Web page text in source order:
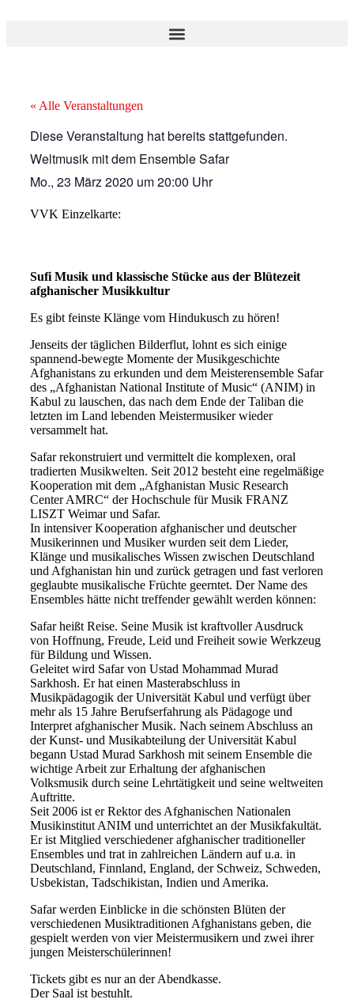
« Alle Veranstaltungen
Diese Veranstaltung hat bereits stattgefunden.
Weltmusik mit dem Ensemble Safar
Mo., 23 März 2020 um20:00 Uhr
VVK Einzelkarte:
Sufi Musik und klassische Stücke aus der Blütezeit
afghanischer Musikkultur
Es gibt feinste Klänge vom Hindukusch zu hören!
Jenseits der täglichen Bilderflut, lohnt es sich einige
spannend-bewegte Momente der Musikgeschichte
Afghanistans zu erkunden und dem Meisterensemble Safar
des „Afghanistan National Institute of Music“ (ANIM) in
Kabul zu lauschen, das nach dem Ende der Taliban die
letzten im Land lebenden Meistermusiker wieder
versammelt hat.
Safar rekonstruiert und vermittelt die komplexen, oral
tradierten Musikwelten. Seit 2012 besteht eine regelmäßige
Kooperation mit dem „Afghanistan Music Research
Center AMRC“ der Hochschule für Musik FRANZ
LISZT Weimar und Safar.
In intensiver Kooperation afghanischer und deutscher
Musikerinnen und Musiker wurden seit dem Lieder,
Klänge und musikalisches Wissen zwischen Deutschland
und Afghanistan hin und zurück getragen und fast verloren
geglaubte musikalische Früchte geerntet. Der Name des
Ensembles hätte nicht treffender gewählt werden können:
Safar heißt Reise. Seine Musik ist kraftvoller Ausdruck
von Hoffnung, Freude, Leid und Freiheit sowie Werkzeug
für Bildung und Wissen.
Geleitet wird Safar von Ustad Mohammad Murad
Sarkhosh. Er hat einen Masterabschluss in
Musikpädagogik der Universität Kabul und verfügt über
mehr als 15 Jahre Berufserfahrung als Pädagoge und
Interpret afghanischer Musik. Nach seinem Abschluss an
der Kunst- und Musikabteilung der Universität Kabul
begann Ustad Murad Sarkhosh mit seinem Ensemble die
wichtige Arbeit zur Erhaltung der afghanischen
Volksmusik durch seine Lehrtätigkeit und seine weltweiten
Auftritte.
Seit 2006 ist er Rektor des Afghanischen Nationalen
Musikinstitut ANIM und unterrichtet an der Musikfakultät.
Er ist Mitglied verschiedener afghanischer traditioneller
Ensembles und trat in zahlreichen Ländern auf u.a. in
Deutschland, Finnland, England, der Schweiz, Schweden,
Usbekistan, Tadschikistan, Indien und Amerika.
Safar werden Einblicke in die schönsten Blüten der
verschiedenen Musiktraditionen Afghanistans geben, die
gespielt werden von vier Meistermusikern und zwei ihrer
jungen Meisterschülerinnen!
Tickets gibt es nur an der Abendkasse.
Der Saal ist bestuhlt.